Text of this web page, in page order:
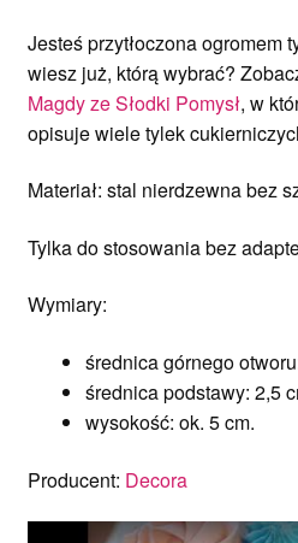
Jesteś przytłoczona ogromem
wiesz już, którą wybrać?
Magdy ze Słodki Pomysł, w
opisuje wiele tylek
Materiał: stal nierdzewna bez
Tylka do stosowania bez
Wymiary:
średnica górnego
średnica podstawy: 2,5
wysokość: ok. 5 cm.
Producent: Decora